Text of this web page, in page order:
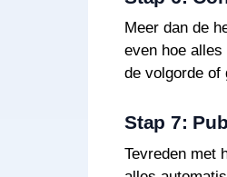
Meer dan de
even hoe
de volgorde of
Stap 7:
Tevreden met